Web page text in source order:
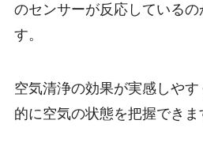
のセンサーが反応している
す。
空気清浄の効果が実感しや
的に空気の状態を把握できま